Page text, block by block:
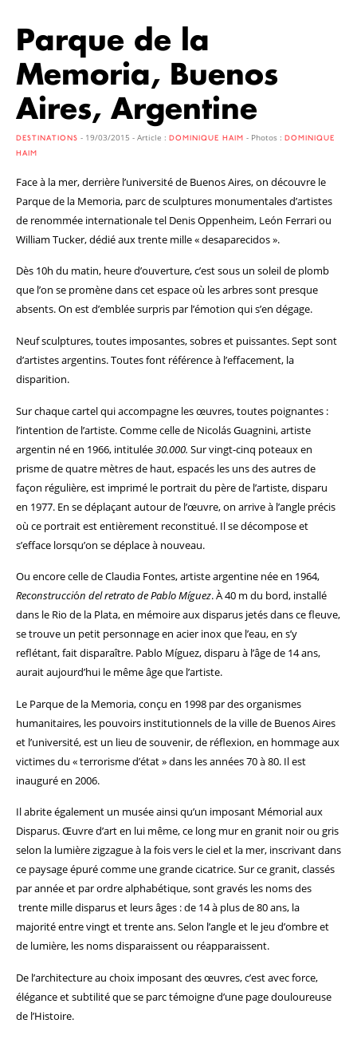
Parque de la
Memoria, Buenos
Aires, Argentine
DESTINATIONS - 19/03/2015 - Article : DOMINIQUE HAIM - Photos : DOMINIQUE
HAIM
Face à la mer, derrière l’université de Buenos Aires, on découvre le
Parque de la Memoria, parc de sculptures monumentales d’artistes
de renommée internationale tel Denis Oppenheim, León Ferrari ou
William Tucker, dédié aux trente mille « desaparecidos ».
Dès 10h du matin, heure d’ouverture, c’est sous un soleil de plomb
que l’on se promène dans cet espace où les arbres sont presque
absents. On est d’emblée surpris par l’émotion qui s’en dégage.
Neuf sculptures, toutes imposantes, sobres et puissantes. Sept sont
d’artistes argentins. Toutes font référence à l’effacement, la
disparition.
Sur chaque cartel qui accompagne les œuvres, toutes poignantes :
l’intention de l’artiste. Comme celle de Nicolás Guagnini, artiste
argentin né en 1966, intitulée30.000. Sur vingt-cinq poteaux en
prisme de quatre mètres de haut, espacés les uns des autres de
façon régulière, est imprimé le portrait du père de l’artiste, disparu
en 1977. En se déplaçant autour de l’œuvre, on arrive à l’angle précis
où ce portrait est entièrement reconstitué. Il se décompose et
s’efface lorsqu’on se déplace à nouveau.
Ou encore celle de Claudia Fontes, artiste argentine née en 1964,
Reconstrucción del retrato de Pablo Míguez. À 40 m du bord, installé
dans le Rio de la Plata, en mémoire aux disparus jetés dans ce fleuve,
se trouve un petit personnage en acier inox que l’eau, en s’y
reflétant, fait disparaître. Pablo Míguez, disparu à l’âge de 14 ans,
aurait aujourd’hui le même âge que l’artiste.
Le Parque de la Memoria, conçu en 1998 par des organismes
humanitaires, les pouvoirs institutionnels de la ville de Buenos Aires
et l’université, est un lieu de souvenir, de réflexion, en hommage aux
victimes du « terrorisme d’état » dans les années 70 à 80. Il est
inauguré en 2006.
Il abrite également un musée ainsi qu’un imposant Mémorial aux
Disparus. Œuvre d’art en lui même, ce long mur en granit noir ou gris
selon la lumière zigzague à la fois vers le ciel et la mer, inscrivant dans
ce paysage épuré comme une grande cicatrice. Sur ce granit, classés
par année et par ordre alphabétique, sont gravés les noms des
trente mille disparus et leurs âges : de 14 à plus de 80 ans, la
majorité entre vingt et trente ans. Selon l’angle et le jeu d’ombre et
de lumière, les noms disparaissent ou réapparaissent.
De l’architecture au choix imposant des œuvres, c’est avec force,
élégance et subtilité que se parc témoigne d’une page douloureuse
de l’Histoire.